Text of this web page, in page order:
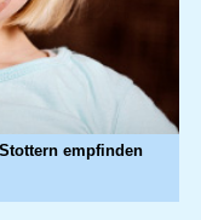
empfinden